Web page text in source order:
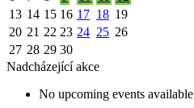
13 14 15 16 17 18 19
20 21 22 23 24 25 26
27 28 29 30
Nadcházející akce
No upcoming events available